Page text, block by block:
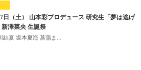
日（土） 山本彩プロデュース 研究生「夢は逃げ
澤菜央 生誕祭
結夏 坂本夏海 菖蒲ま...